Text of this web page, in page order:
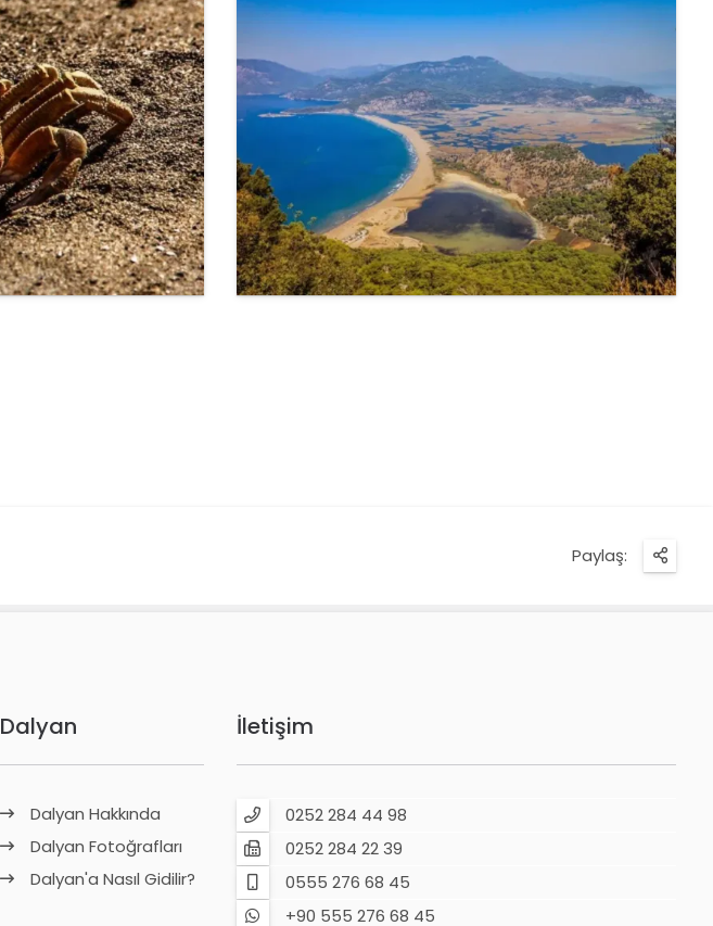
Paylaş:
Dalyan
Dalyan Hakkında
Dalyan Fotoğrafları
Dalyan'a Nasıl Gidilir?
İletişim
0252 284 44 98
0252 284 22 39
0555 276 68 45
+90 555 276 68 45